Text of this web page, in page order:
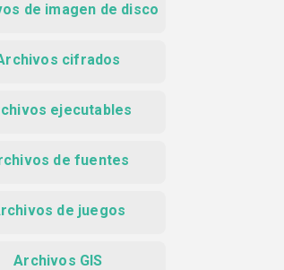
de imagen de disco
cifrados
ejecutables
de fuentes
de juegos
Archivos GIS